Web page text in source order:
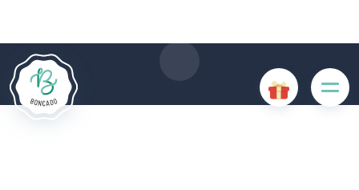
fonctionnalités du site. D'autres cookies sont utilisés à des
fins d'analyse ou de marketing.
Accepter les cookies
Gérer les cookies